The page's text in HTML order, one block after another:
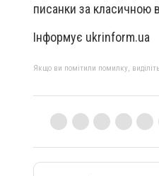
писанки за класичною
Інформує ukrinform.ua
Якщо ви помітили помилку,